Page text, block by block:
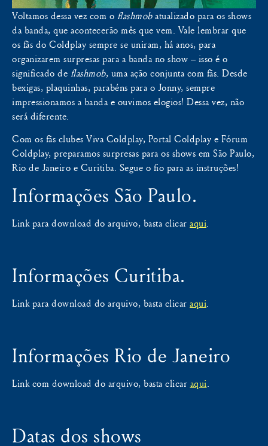
Voltamos dessa vez com o flashmobatualizado para os shows
da banda, que acontecerão mês que vem. Vale lembrar que
os fãs do Coldplay sempre se uniram, há anos, para
organizarem surpresas para a banda no show – isso é o
significado de flashmob, uma ação conjunta com fãs. Desde
bexigas, plaquinhas, parabéns para o Jonny, sempre
impressionamos a banda e ouvimos elogios! Dessa vez, não
será diferente.
Com os fãs clubes Viva Coldplay, Portal Coldplay e Fórum
Coldplay, preparamos surpresas para os shows em São Paulo,
Rio de Janeiro e Curitiba. Segue o fio para as instruções!
Informações São Paulo.
Link para download do arquivo, basta clicar aqui.
Informações Curitiba.
Link para download do arquivo, basta clicar aqui.
Informações Rio de Janeiro
Link com download do arquivo, basta clicar aqui.
Datas dos shows